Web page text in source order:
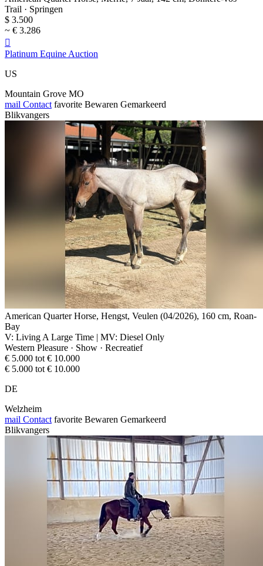
Trail · Springen
$ 3.500
~ € 3.286

Platinum Equine Auction
US
Mountain Grove MO
mail Contact favorite Bewaren Gemarkeerd
Blikvangers
American Quarter Horse, Hengst, Veulen (04/2026), 160 cm, Roan-
Bay
V: Living A Large Time | MV: Diesel Only
Western Pleasure · Show · Recreatief
€ 5.000 tot € 10.000
€ 5.000 tot € 10.000
DE
Welzheim
mail Contact favorite Bewaren Gemarkeerd
Blikvangers